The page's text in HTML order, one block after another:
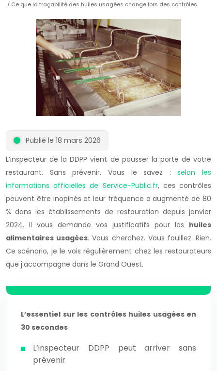
/ Ce que la traçabilité des huiles usagées change lors des contrôles
Publié le 18 mars 2026
L’inspecteur de la DDPP vient de pousser la porte de votre
restaurant. Sans prévenir. Vous le savez :selon les
informations officielles de Service-Public.fr, ces contrôles
peuvent être inopinés et leur fréquence a augmenté de 80
% dans les établissements de restauration depuis janvier
2024. Il vous demande vos justificatifs pour les huiles
alimentaires usagées. Vous cherchez. Vous fouillez. Rien.
Ce scénario, je le vois régulièrement chez les restaurateurs
que j’accompagne dans le Grand Ouest.
L’essentiel sur les contrôles huiles usagées en
30 secondes
L’inspecteur DDPP peut arriver sans
prévenir